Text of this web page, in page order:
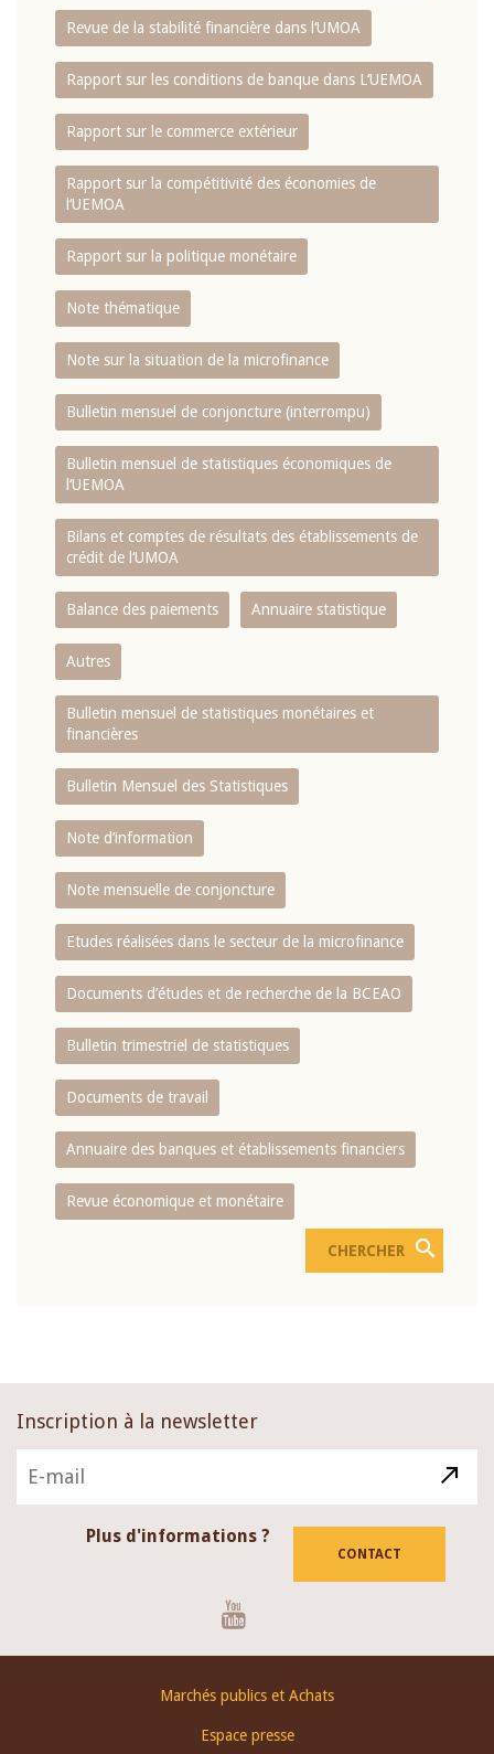
Revue de la stabilité financière dans l‘UMOA
Rapport sur les conditions de banque dans L‘UEMOA
Rapport sur le commerce extérieur
Rapport sur la compétitivité des économies de
l‘UEMOA
Rapport sur la politique monétaire
Note thématique
Note sur la situation de la microfinance
Bulletin mensuel de conjoncture (interrompu)
Bulletin mensuel de statistiques économiques de
l‘UEMOA
Bilans et comptes de résultats des établissements de
crédit de l‘UMOA
Balance des paiements Annuaire statistique
Autres
Bulletin mensuel de statistiques monétaires et
financières
Bulletin Mensuel des Statistiques
Note d’information
Note mensuelle de conjoncture
Etudes réalisées dans le secteur de la microfinance
Documents d’études et de recherche de la BCEAO
Bulletin trimestriel de statistiques
Documents de travail
Annuaire des banques et établissements financiers
Revue économique et monétaire
Inscription à la newsletter
Plus d'informations ?
CONTACT
Marchés publics et Achats
Espace presse